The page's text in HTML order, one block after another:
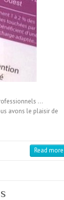
…
avons le plaisir de
Read more